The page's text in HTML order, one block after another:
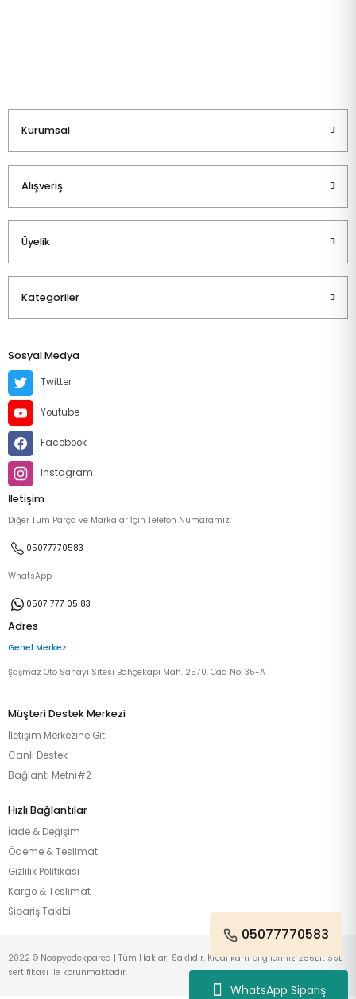
WhatsApp Sipariş
Kurumsal
Alışveriş
Üyelik
Kategoriler
Sosyal Medya
Twitter
Youtube
Facebook
Instagram
İletişim
Diğer Tüm Parça ve Markalar İçin Telefon Numaramız:
05077770583
WhatsApp
0507 777 05 83
Adres
Genel Merkez
Şaşmaz Oto Sanayi Sitesi Bahçekapı Mah. 2570. Cad No: 35-A
Müşteri Destek Merkezi
İletişim Merkezine Git
Canlı Destek
Bağlantı Metni#2
Hızlı Bağlantılar
İade & Değişim
Ödeme & Teslimat
Gizlilik Politikası
Kargo & Teslimat
Sipariş Takibi
05077770583
2022 © Nospyedekparca | Tüm Hakları Saklıdır. Kredi kartı bilgileriniz 256Bit SSL
sertifikası ile korunmaktadır.